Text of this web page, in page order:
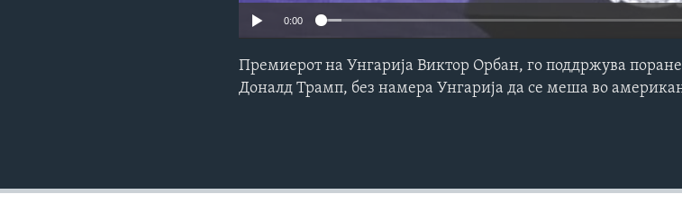
0:00
Премиерот на Унгарија Виктор Орбан, го поддржува
Доналд Трамп, без намера Унгарија да се меша во